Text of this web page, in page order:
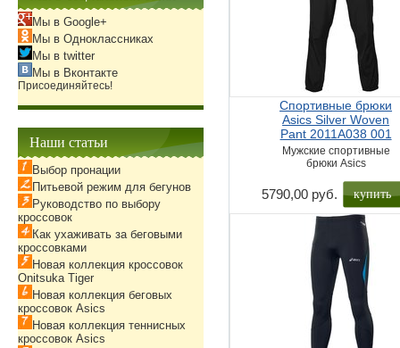
Спортивные брюки
Asics Silver Woven
Pant 2011A038 001
Мужские спортивные
брюки Asics
5790,00 руб. купить
Мы в Google+
Мы в Одноклассниках
Мы в twitter
Мы в Вконтакте
Присоединяйтесь!
Наши статьи
Выбор пронации
Питьевой режим для бегунов
Руководство по выбору
кроссовок
Как ухаживать за беговыми
кроссовками
Новая коллекция кроссовок
Onitsuka Tiger
Новая коллекция беговых
кроссовок Asics
Новая коллекция теннисных
кроссовок Asics